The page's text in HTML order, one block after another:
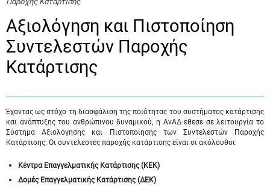
Αξιολόγηση και Πιστοποίηση
Συντελεστών Παροχής
Κατάρτισης
Έχοντας ως στόχο τη διασφάλιση της ποιότητας του συστήματος κατάρτισης
και ανάπτυξης του ανθρώπινου δυναμικού, η ΑνΑΔ έθεσε σε λειτουργία το
Σύστημα Αξιολόγησης και Πιστοποίησης των Συντελεστών Παροχής
Κατάρτισης. Οι συντελεστές παροχής κατάρτισης είναι οι ακόλουθοι:
Κέντρα Επαγγελματικής Κατάρτισης (ΚΕΚ)
Δομές Επαγγελματικής Κατάρτισης (ΔΕΚ)